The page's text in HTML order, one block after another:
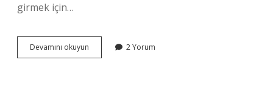
girmek için…
Devamını okuyun
Kpss
2 Yorum